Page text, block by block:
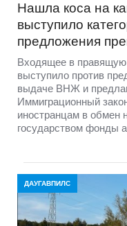
Нашла коса на
выступило
предложения
Входящее в
выступило против
выдаче ВНЖ и
Иммиграционный
иностранцам в обмен
государством фонды
ДАУГАВПИЛС